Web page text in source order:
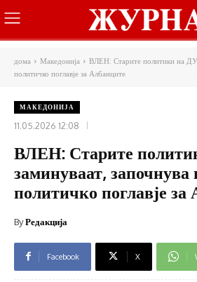
дома Македонија
ВЛЕН: Старите политики на
политичко поглавје за Албанците
МАКЕДОНИЈА
11.05.2026 12:08
ВЛЕН: Старите
заминуваат, започнува
политичко поглавје за
ByРедакција
Facebook X